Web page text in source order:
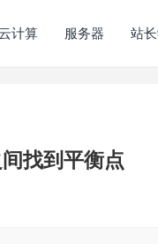
计算 服务器 站
找到平衡点